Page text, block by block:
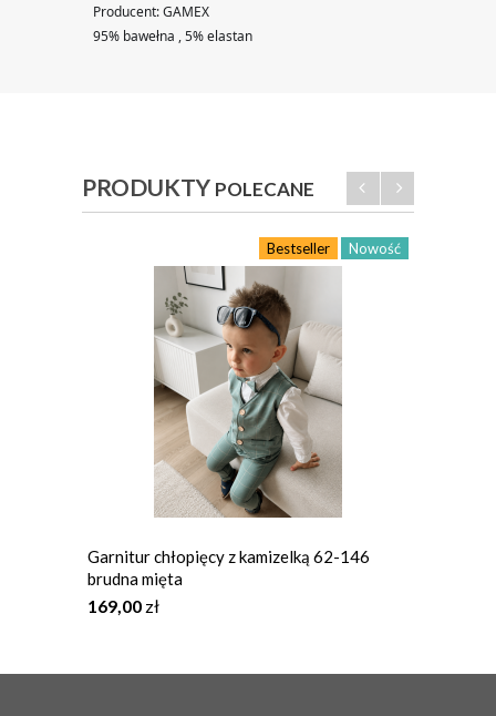
Producent: GAMEX
95% bawełna , 5% elastan
PRODUKTY POLECANE
Bestseller Nowość
Garnitur chłopięcy z kamizelką 62-146
brudna mięta
169,00 zł